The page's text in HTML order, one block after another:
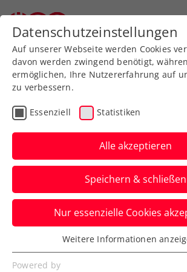
Aktuelle News
News filtern
Datenschutzeinstellungen
Auf unserer Webseite werden Cookies
davon werden zwingend benötigt,
ermöglichen, Ihre Nutzererfahrung auf
zu verbessern.
Essenziell Statistiken
Alle akzeptieren
Speichern & schließen
Nur essenzielle Cookies
Essenziell
Essenzielle Cookies werden für
Weitere Informationen
Powered by